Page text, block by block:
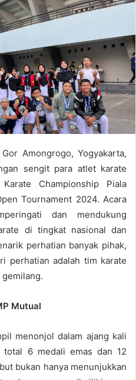
Amongrogo, Yogyakarta,
sengit para atlet karate
Championship Piala
Tournament 2024. Acara
dan mendukung
di tingkat nasional dan
perhatian banyak pihak,
perhatian adalah tim karate
Mutual
menonjol dalam ajang kali
6 medali emas dan 12
bukan hanya menunjukkan